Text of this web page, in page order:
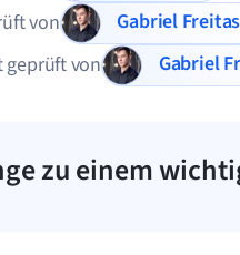
von
Gabriel Freitas
von
Gabriel
zu einem